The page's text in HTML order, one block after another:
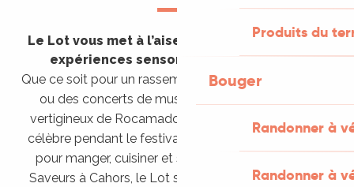
Produits du
Bouger
Randonner à
Randonner à
Le Lot vous met à l’aise en vous invitant à des
expériences sensorielles étonnantes !
Que ce soit pour un rassemblement de montgolfières
ou des concerts de musique sacrée dans le site
vertigineux de Rocamadour, pour écouter un opéra
célèbre pendant le festival de Saint-Céré ou encore
pour manger, cuisiner et s’amuser pendant Lot of
Saveurs à Cahors, le Lot sait vous mettre à l’aise en